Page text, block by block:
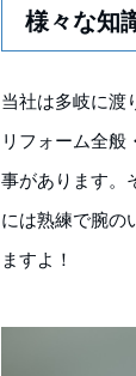
様々な知
当社は多岐に渡
リフォーム全般
事があります。
には熟練で腕の
ますよ！